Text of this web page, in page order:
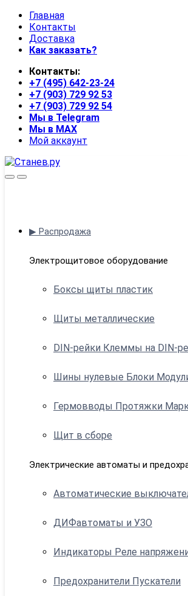
Skip
navigation
Skip
content
Главная
Контакты
Доставка
Как заказать?
Контакты:
+7 (495) 642-23-24
+7 (903) 729 92 53
+7 (903) 729 92 54
Мы в Telegram
Мы в MAX
Мой аккаунт
OpenClose
▶ Распродажа
Электрощитовое оборудование
Боксы щиты пластик
Щиты металлические
DIN-рейки Клеммы на DIN-
Шины нулевые Блоки
Гермовводы Протяжки
Щит в сборе
Электрические автоматы и
Автоматические
ДИФавтоматы и УЗО
Индикаторы Реле
Предохранители Пускатели